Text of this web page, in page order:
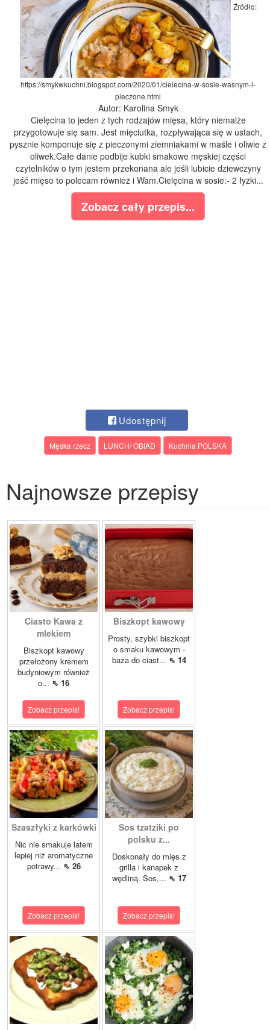
Źródło:
https://smykwkuchni.blogspot.com/2020/01/cielecina-w-sosie-wasnym-i-
pieczone.html
Autor: Karolina Smyk
Cielęcina to jeden z tych rodzajów mięsa, który niemalże
przygotowuje się sam. Jest mięciutka, rozpływająca się w ustach,
pysznie komponuje się z pieczonymi ziemniakami w maśle i oliwie z
oliwek.Całe danie podbije kubki smakowe męskiej części
czytelników o tym jestem przekonana ale jeśli lubicie dziewczyny
jeść mięso to polecam również i Wam.Cielęcina w sosie:- 2 łyżki...
Zobacz cały przepis...
Udostępnij
Męska rzecz LUNCH/ OBIAD Kuchnia POLSKA
Najnowsze przepisy
Ciasto Kawa z
mlekiem
Biszkopt kawowy
przełożony kremem
budyniowym również
o... ⇖ 16
Zobacz przepis!
Biszkopt kawowy
Prosty, szybki biszkopt
o smaku kawowym -
baza do ciast... ⇖ 14
Zobacz przepis!
Szaszłyki z karkówki
Nic nie smakuje latem
lepiej niż aromatyczne
potrawy... ⇖ 26
Zobacz przepis!
Sos tzatziki po
polsku z...
Doskonały do mięs z
grilla i kanapek z
wędliną. Sos,... ⇖ 17
Zobacz przepis!